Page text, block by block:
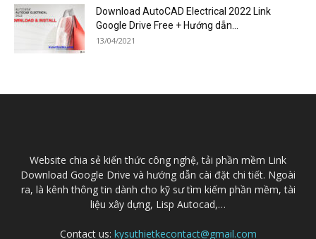
Download AutoCAD Electrical 2022 Link
Google Drive Free + Hướng dẫn...
13/04/2021
Website chia sẻ kiến thức công nghệ, tải phần mềm Link
Download Google Drive và hướng dẫn cài đặt chi tiết. Ngoài
ra, là kênh thông tin dành cho kỹ sư tìm kiếm phần mềm, tài
liệu xây dựng, Lisp Autocad,…
Contact us: kysuthietkecontact@gmail.com